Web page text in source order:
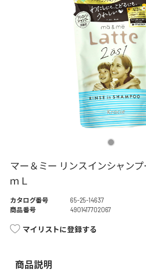
マー＆ミー リンスインシャンプ
ｍＬ
カタログ番号
65-25-14637
商品番号
4901417702067
マイリストに登録する
商品説明